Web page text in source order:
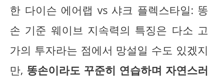
한 다이슨 에어랩 vs 샤크 플렉스타일: 똥
손 기준 웨이브 지속력의 특징은 다소 고
가의 투자라는 점에서 망설일 수도 있겠지
만, 똥손이라도 꾸준히 연습하며 자연스러